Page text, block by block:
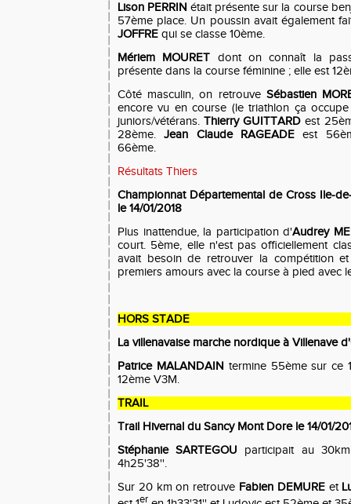
Lison PERRIN était présente sur la course
57ème place. Un poussin avait également
JOFFRE qui se classe 10ème.
Mériem MOURET dont on connaît la
présente dans la course féminine ; elle est
Côté masculin, on retrouve Sébastien
encore vu en course (le triathlon ça
juniors/vétérans.Thierry GUITTARD est
28ème.Jean Claude RAGEADE est
66ème.
Résultats Thiers
Championnat Départemental de Cross Ile-
le 14/01/2018
Plus inattendue, la participation d'Audrey
court. 5ème, elle n'est pas officiellement
avait besoin de retrouver la compétition
premiers amours avec la course à pied avec
HORS STADE
La villenavaise marche nordique à Villenave
Patrice MALANDAIN termine 55ème sur ce
12ème V3M.
TRAIL
Trail Hivernal du Sancy Mont Dore le 14/01/
Stéphanie SARTEGOU participait au
4h25'38''.
Sur 20 km on retrouve Fabien DEMUREet
er